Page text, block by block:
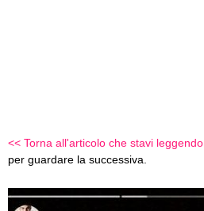
<< Torna all'articolo che stavi leggendo
per guardare la successiva.